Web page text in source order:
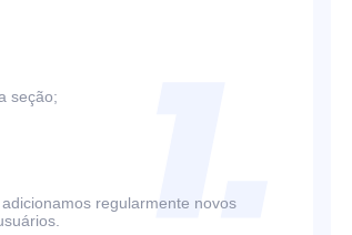
seção;
regularmente novos